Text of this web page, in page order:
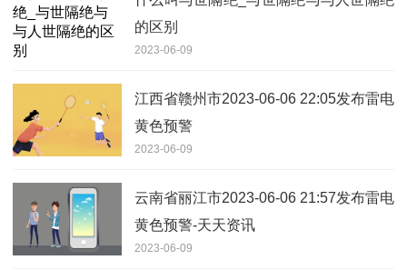
的区别
2023-06-09
江西省赣州市2023-06-06 22:05发布雷电
黄色预警
2023-06-09
云南省丽江市2023-06-06 21:57发布雷电
黄色预警-天天资讯
2023-06-09